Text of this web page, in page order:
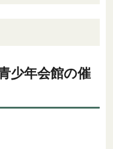
少年会館の催